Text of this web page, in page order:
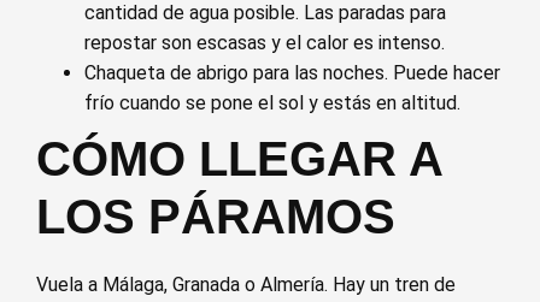
cantidad de agua posible. Las paradas para
repostar son escasas y el calor es intenso.
Chaqueta de abrigo para las noches. Puede hacer
frío cuando se pone el sol y estás en altitud.
CÓMO LLEGAR A
LOS PÁRAMOS
Vuela a Málaga, Granada o Almería. Hay un tren de